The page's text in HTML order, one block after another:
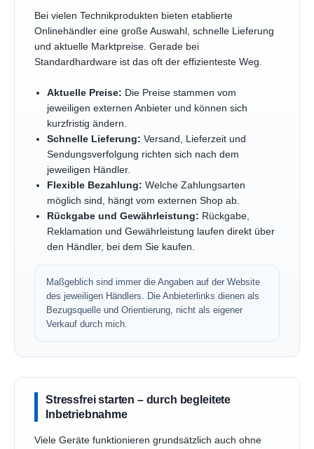
Bei vielen Technikprodukten bieten etablierte
Onlinehändler eine große Auswahl, schnelle Lieferung
und aktuelle Marktpreise. Gerade bei
Standardhardware ist das oft der effizienteste Weg.
Aktuelle Preise: Die Preise stammen vom
jeweiligen externen Anbieter und können sich
kurzfristig ändern.
Schnelle Lieferung: Versand, Lieferzeit und
Sendungsverfolgung richten sich nach dem
jeweiligen Händler.
Flexible Bezahlung: Welche Zahlungsarten
möglich sind, hängt vom externen Shop ab.
Rückgabe und Gewährleistung: Rückgabe,
Reklamation und Gewährleistung laufen direkt über
den Händler, bei dem Sie kaufen.
Maßgeblich sind immer die Angaben auf der Website
des jeweiligen Händlers. Die Anbieterlinks dienen als
Bezugsquelle und Orientierung, nicht als eigener
Verkauf durch mich.
Stressfrei starten – durch begleitete
Inbetriebnahme
Viele Geräte funktionieren grundsätzlich auch ohne